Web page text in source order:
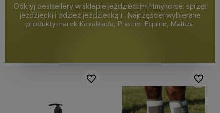
Odkryj bestsellery w sklepie jeździeckim fitmyhorse: sprzęt
jeździecki i odzież jeździecką i . Najczęściej wybierane
produkty marek Kavalkade, Premier Equine, Mattes.
Do ulubionych Do